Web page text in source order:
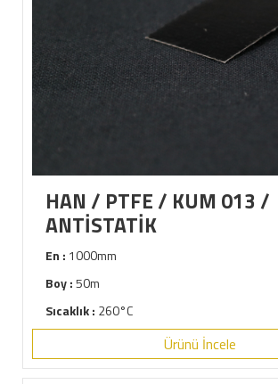
HAN / PTFE / KUM 013 /
ANTİSTATİK
En : 1000mm
Boy :50m
Sıcaklık : 260°C
Ürünü İncele